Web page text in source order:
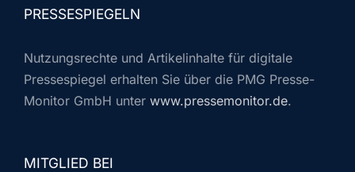
PRESSESPIEGELN
Nutzungsrechte und Artikelinhalte für digitale
Pressespiegel erhalten Sie über die PMG Presse-
Monitor GmbH unter www.pressemonitor.de.
MITGLIED BEI